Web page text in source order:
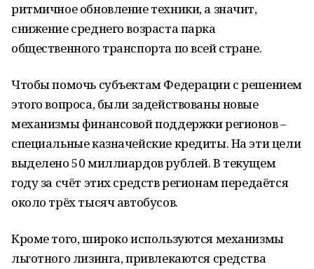
ритмичное обновление техники, а значит,
снижение среднего возраста парка
общественного транспорта по всей стране.
Чтобы помочь субъектам Федерации с решением
этого вопроса, были задействованы новые
механизмы финансовой поддержки регионов –
специальные казначейские кредиты. На эти цели
выделено 50 миллиардов рублей. В текущем
году за счёт этих средств регионам передаётся
около трёх тысяч автобусов.
Кроме того, широко используются механизмы
льготного лизинга, привлекаются средства